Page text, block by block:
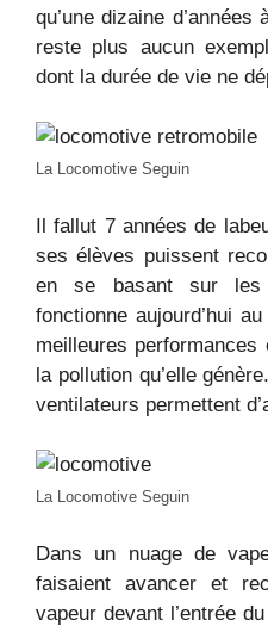
qu’une dizaine
reste plus aucun
dont la durée de vie ne
La Locomotive Seguin
Il fallut 7 années de
ses élèves puissent
en se basant sur les
fonctionne aujourd’hui
meilleures
la pollution qu’elle
ventilateurs permettent
La Locomotive Seguin
Dans un nuage de
faisaient avancer et
vapeur devant l’entrée